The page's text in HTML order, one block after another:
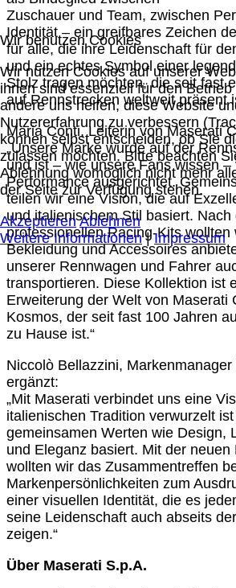
Zuschauer und Team, zwischen
Identität – ein greifbares Zeichen
für alle, die ihre Leidenschaft für
und ein echtes Symbol einer
Stolz tragen möchten, die seit fast
auf Rennstrecken weltweit präsent
Maria Conti, Leiterin von Maserati
„Unsere Marke wurde auf der
und ist – wie unsere Fans wissen
Performance ausgerichtet.
teilen wir eine Vision, die auf
und italienischem Stil basiert. Nach
professionellen Racing-Kits wollten
Bekleidung und Accessoires
unserer Rennwagen und Fahrer
transportieren. Diese Kollektion ist
Erweiterung der Welt von Maserati
Kosmos, der seit fast 100 Jahren
zu Hause ist.“
Niccolò Bellazzini, Markenmanager
ergänzt:
„Mit Maserati verbindet uns eine
italienischen Tradition verwurzelt
gemeinsamen Werten wie Design,
und Eleganz basiert. Mit der neuen
wollten wir das Zusammentreffen
Markenpersönlichkeiten zum
einer visuellen Identität, die es
seine Leidenschaft auch abseits
zeigen.“
Über Maserati S.p.A.
Wir benutzen Cookies
Wir nutzen Cookies auf unserer
ihnen sind essenziell für den
andere uns helfen, diese Website
Nutzererfahrung zu verbessern
können selbst entscheiden, ob Sie
zulassen möchten. Bitte beachten
Ablehnung womöglich nicht mehr
der Seite zur Verfügung stehen.
Akzeptieren Ablehnen
Weitere Informationen|Impressum